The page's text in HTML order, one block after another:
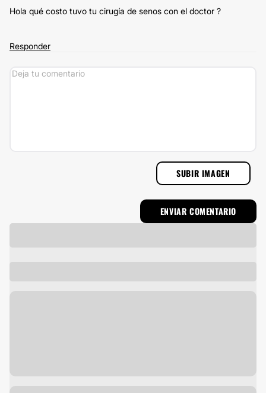
Hola qué costo tuvo tu cirugía de senos con el doctor ?
Responder
SUBIR IMAGEN